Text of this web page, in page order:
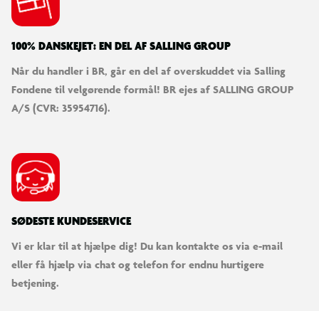
100% DANSKEJET: EN DEL AF SALLING GROUP
Når du handler i BR, går en del af overskuddet via Salling
Fondene til velgørende formål! BR ejes af SALLING GROUP
A/S (CVR: 35954716).
SØDESTE KUNDESERVICE
Vi er klar til at hjælpe dig! Du kan kontakte os via e-mail
eller få hjælp via chat og telefon for endnu hurtigere
betjening.